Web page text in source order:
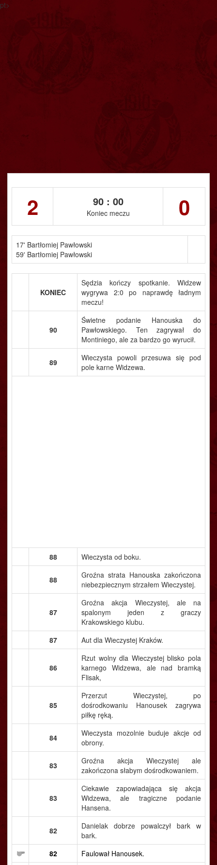
pt>
2 90 : 00
Koniec meczu 0
17' Bartłomiej Pawłowski
59' Bartłomiej Pawłowski
KONIEC
Sędzia kończy spotkanie. Widzew
wygrywa 2:0 po naprawdę ładnym
meczu!
90
Świetne podanie Hanouska do
Pawłowskiego. Ten zagrywał do
Montiniego, ale za bardzo go wyrucił.
89
Wieczysta powoli przesuwa się pod
pole karne Widzewa.
88 Wieczysta od boku.
88
Groźna strata Hanouska zakończona
niebezpiecznym strzałem Wieczystej.
87
Groźna akcja Wieczystej, ale na
spalonym jeden z graczy
Krakowskiego klubu.
87
Aut dla Wieczystej Kraków.
86
Rzut wolny dla Wieczystej blisko pola
karnego Widzewa, ale nad bramką
Flisak,
85
Przerzut Wieczystej, po
dośrodkowaniu Hanousek zagrywa
piłkę ręką.
84
Wieczysta mozolnie buduje akcje od
obrony.
83
Groźna akcja Wieczystej ale
zakończona słabym dośrodkowaniem.
83
Ciekawie zapowiadająca się akcja
Widzewa, ale tragiczne podanie
Hansena.
82
Danielak dobrze powalczył bark w
bark.
82
Faulował Hanousek.